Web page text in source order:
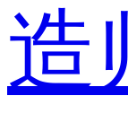
造